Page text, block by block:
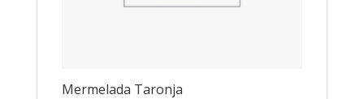
Mermelada Taronja